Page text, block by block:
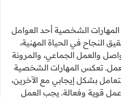
الشخصية أحد العوامل
النجاح في الحياة المهنية،
والعمل الجماعي، والمرونة
تعكس المهارات الشخصية
بشكل إيجابي مع الآخرين،
قوية وفعالة. يجب العمل